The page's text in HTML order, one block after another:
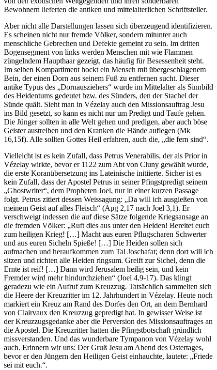
Bewohnern lieferten die antiken und mittelalterlichen Schriftsteller.
Aber nicht alle Darstellungen lassen sich überzeugend identifizieren.
Es scheinen nicht nur fremde Völker, sondern mitunter auch
menschliche Gebrechen und Defekte gemeint zu sein. Im dritten
Bogensegment von links werden Menschen mit wie Flammen
züngelndem Haupthaar gezeigt, das häufig für Besessenheit steht.
Im selben Kompartiment hockt ein Mensch mit übergeschlagenem
Bein, der einen Dorn aus seinem Fuß zu entfernen sucht. Dieser
antike Typus des „Dornausziehers“ wurde im Mittelalter als Sinnbild
des Heidentums gedeutet bzw. des Sünders, den der Stachel der
Sünde quält. Sieht man in Vézelay auch den Missionsauftrag Jesu
ins Bild gesetzt, so kann es nicht nur um Predigt und Taufe gehen.
Die Jünger sollten in alle Welt gehen und predigen, aber auch böse
Geister austreiben und den Kranken die Hände auflegen (Mk
16,15f). Alle sollten Gottes Heil erfahren, auch die, „die fern sind“.
Vielleicht ist es kein Zufall, dass Petrus Venerabilis, der als Prior in
Vézelay wirkte, bevor er 1122 zum Abt von Cluny gewählt wurde,
die erste Koranübersetzung ins Lateinische initiierte. Sicher ist es
kein Zufall, dass der Apostel Petrus in seiner Pfingstpredigt seinem
„Ghostwriter“, dem Propheten Joel, nur in einer kurzen Passage
folgt. Petrus zitiert dessen Weissagung: „Da will ich ausgießen von
meinem Geist auf alles Fleisch“ (Apg 2,17 nach Joel 3,1). Er
verschweigt indessen die auf diese Sätze folgende Kriegsansage an
die fremden Völker: „Ruft dies aus unter den Heiden! Bereitet euch
zum heiligen Krieg! […] Macht aus euren Pflugscharen Schwerter
und aus euren Sicheln Spieße! […] Die Heiden sollen sich
aufmachen und heraufkommen zum Tal Joschafat; denn dort will ich
sitzen und richten alle Heiden ringsum. Greift zur Sichel, denn die
Ernte ist reif! […] Dann wird Jerusalem heilig sein, und kein
Fremder wird mehr hindurchziehen“ (Joel 4,9-17). Das klingt
geradezu wie ein Aufruf zum Kreuzzug. Tatsächlich sammelten sich
die Heere der Kreuzritter im 12. Jahrhundert in Vézelay. Heute noch
markiert ein Kreuz am Rand des Dorfes den Ort, an dem Bernhard
von Clairvaux den Kreuzzug gepredigt hat. In gewisser Weise ist
der Kreuzzugsgedanke aber die Perversion des Missionsauftrages an
die Apostel. Die Kreuzritter hatten die Pfingstbotschaft gründlich
missverstanden. Und das wunderbare Tympanon von Vézelay wohl
auch. Erinnern wir uns: Der Gruß Jesu am Abend des Ostertages,
bevor er den Jüngern den Heiligen Geist einhauchte, lautete: „Friede
sei mit euch.“.